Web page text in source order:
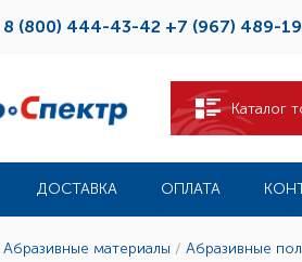
8 (800) 444-43-42 +7 (967) 489-
Каталог
ДОСТАВКА ОПЛАТА
Абразивные материалы / Абразивные